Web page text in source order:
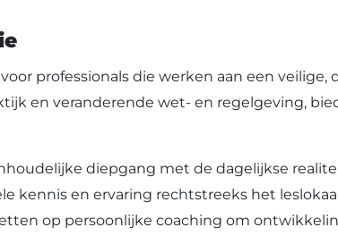
professionals die werken aan een
en veranderende wet- en regelgeving,
diepgang met de dagelijkse
kennis en ervaring rechtstreeks het
op persoonlijke coaching om